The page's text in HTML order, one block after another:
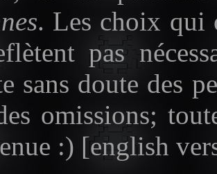
. Les choix qui
pas
sans doute des
omissions;
:) [english